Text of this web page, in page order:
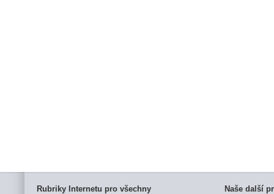
Rubriky Internetu pro všechny Naše další